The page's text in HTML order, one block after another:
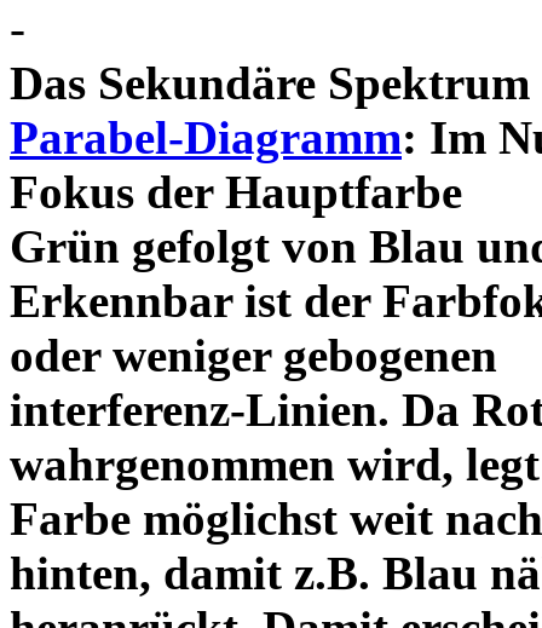
-
Das Sekundäre
Parabel-Diagramm: Im
Fokus der Hauptfarbe
Grün gefolgt von Blau
Erkennbar ist der
oder weniger gebogenen
interferenz-Linien. Da
wahrgenommen wird,
Farbe möglichst weit nach
hinten, damit z.B. Blau